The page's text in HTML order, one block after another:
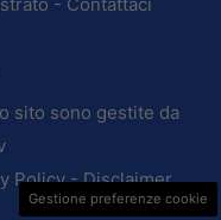
sito sono gestite da
Policy-Disclaimer
Gestione preferenze cookie